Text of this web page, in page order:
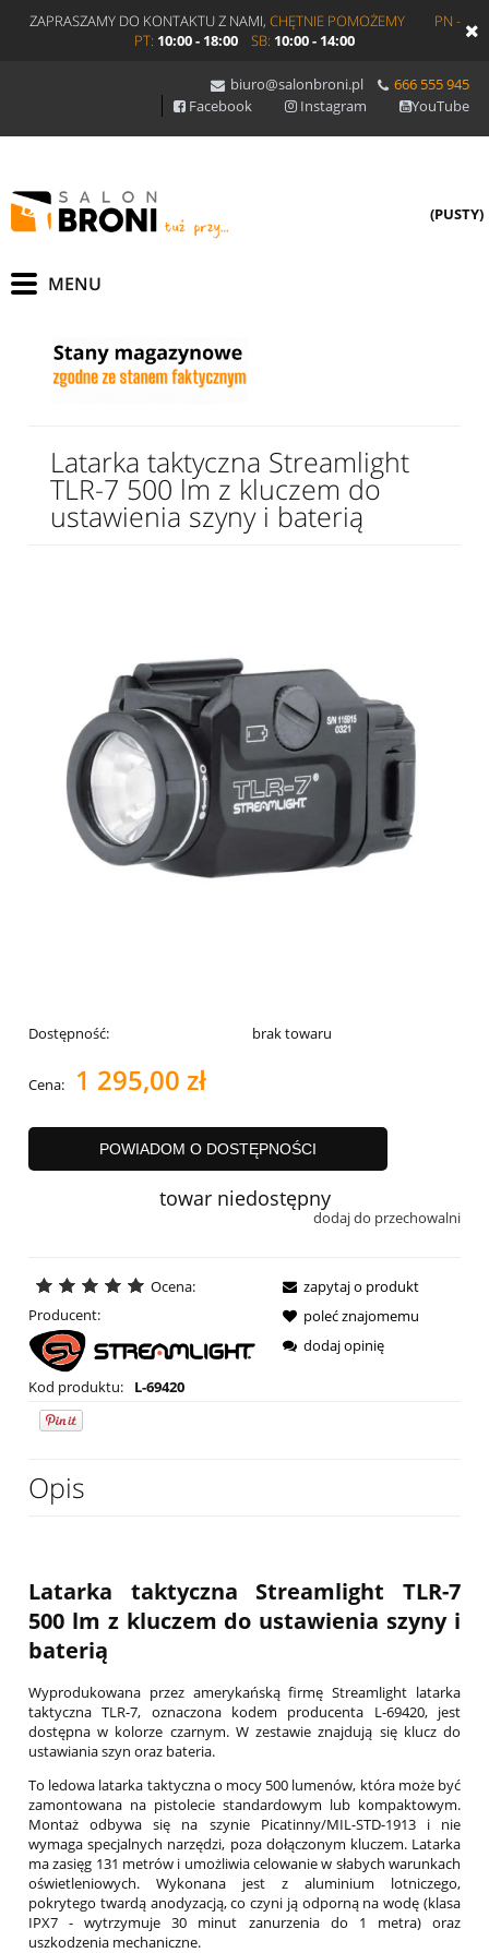
ZAPRASZAMY DO KONTAKTU Z NAMI, CHĘTNIE POMOŻEMY
PN -
PT: 10:00 - 18:00 SB: 10:00 - 14:00
biuro@salonbroni.pl
666 555 945
Facebook
Instagram YouTube
(PUSTY)
Latarka taktyczna Streamlight
TLR-7 500 lm z kluczem do
ustawienia szyny i baterią
Dostępność: brak towaru
Cena: 1 295,00 zł
POWIADOM O DOSTĘPNOŚCI
towar niedostępny
dodaj do przechowalni
Ocena:
Producent:
Kod produktu: L-69420
zapytaj o produkt
poleć znajomemu
dodaj opinię
Opis
Latarka taktyczna Streamlight TLR-7
500 lm z kluczem do ustawienia szyny i
baterią
Wyprodukowana przez amerykańską firmę Streamlight latarka
taktyczna TLR-7, oznaczona kodem producenta L-69420, jest
dostępna w kolorze czarnym. W zestawie znajdują się klucz do
ustawiania szyn oraz bateria.
To ledowa latarka taktyczna o mocy 500 lumenów, która może być
zamontowana na pistolecie standardowym lub kompaktowym.
Montaż odbywa się na szynie Picatinny/MIL-STD-1913 i nie
wymaga specjalnych narzędzi, poza dołączonym kluczem. Latarka
ma zasięg 131 metrów i umożliwia celowanie w słabych warunkach
oświetleniowych. Wykonana jest z aluminium lotniczego,
pokrytego twardą anodyzacją, co czyni ją odporną na wodę (klasa
IPX7 - wytrzymuje 30 minut zanurzenia do 1 metra) oraz
uszkodzenia mechaniczne.